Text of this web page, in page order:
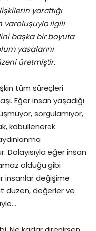
yarattığı
varoluşuyla ilgili
başka bir boyuta
yasalarını
üretmiştir.
tüm süreçleri
Eğer insan yaşadığı
sorgulamıyor,
kabullenerek
Dolayısıyla eğer insan
olduğu gibi
insanlar değişime
düzen, değerler ve